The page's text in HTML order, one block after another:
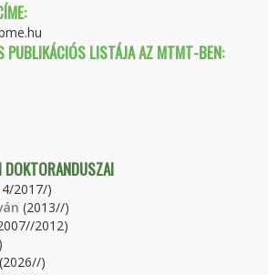
PUBLIKÁCIÓS LISTÁJA AZ MTMT-BEN:
DOKTORANDUSZAI
2017/)
(2013//)
2012)
(2026//)